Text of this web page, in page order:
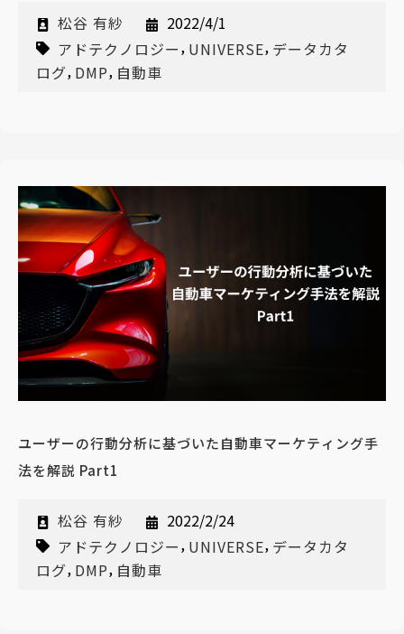
松谷 有紗
2022/4/1
アドテクノロジー, UNIVERSE, データカタ
ログ, DMP, 自動車
ユーザーの行動分析に基づいた自動車マーケティング手
法を解説 Part1
松谷 有紗
2022/2/24
アドテクノロジー, UNIVERSE, データカタ
ログ, DMP, 自動車